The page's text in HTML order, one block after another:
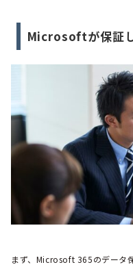
Microsoftが保証
まず、Microsoft 365のデータ